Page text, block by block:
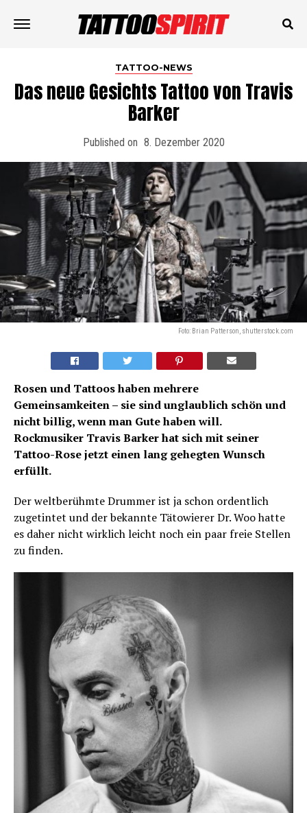
TATTOO-NEWS
Das neue Gesichts Tattoo von Travis
Barker
Published on 8. Dezember 2020
Foto: Brian Patterson, shutterstock.com
Rosen und Tattoos haben mehrere
Gemeinsamkeiten – sie sind unglaublich schön und
nicht billig, wenn man Gute haben will.
Rockmusiker Travis Barker hat sich mit seiner
Tattoo-Rose jetzt einen lang gehegten Wunsch
erfüllt.
Der weltberühmte Drummer ist ja schon ordentlich
zugetintet und der bekannte Tätowierer Dr. Woo hatte
es daher nicht wirklich leicht noch ein paar freie Stellen
zu finden.